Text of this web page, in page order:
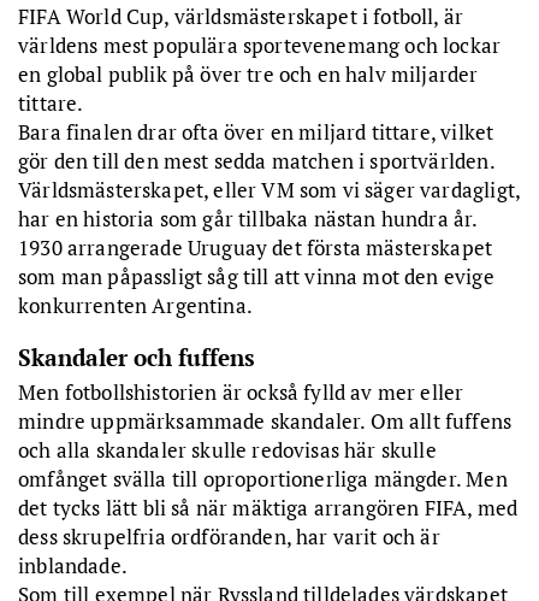
FIFA World Cup, världsmästerskapet i fotboll, är
världens mest populära sportevenemang och lockar
en global publik på över tre och en halv miljarder
tittare.
Bara finalen drar ofta över en miljard tittare, vilket
gör den till den mest sedda matchen i sportvärlden.
Världsmästerskapet, eller VM som vi säger vardagligt,
har en historia som går tillbaka nästan hundra år.
1930 arrangerade Uruguay det första mästerskapet
som man påpassligt såg till att vinna mot den evige
konkurrenten Argentina.
Skandaler och fuffens
Men fotbollshistorien är också fylld av mer eller
mindre uppmärksammade skandaler. Om allt fuffens
och alla skandaler skulle redovisas här skulle
omfånget svälla till oproportionerliga mängder. Men
det tycks lätt bli så när mäktiga arrangören FIFA, med
dess skrupelfria ordföranden, har varit och är
inblandade.
Som till exempel när Ryssland tilldelades värdskapet